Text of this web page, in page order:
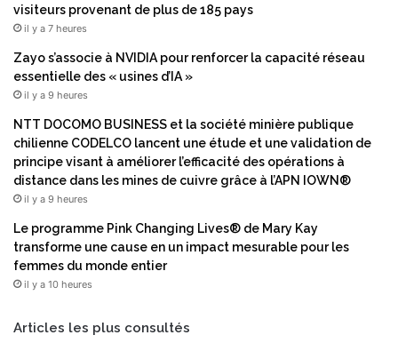
visiteurs provenant de plus de 185 pays
il y a 7 heures
Zayo s’associe à NVIDIA pour renforcer la capacité réseau
essentielle des « usines d’IA »
il y a 9 heures
NTT DOCOMO BUSINESS et la société minière publique
chilienne CODELCO lancent une étude et une validation de
principe visant à améliorer l’efficacité des opérations à
distance dans les mines de cuivre grâce à l’APN IOWN®
il y a 9 heures
Le programme Pink Changing Lives® de Mary Kay
transforme une cause en un impact mesurable pour les
femmes du monde entier
il y a 10 heures
Articles les plus consultés